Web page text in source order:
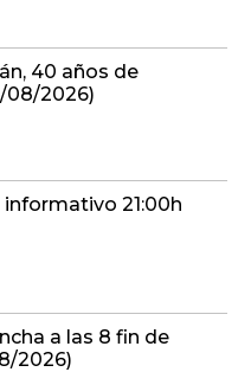
40 años de
08/2026)
21:00h
a las 8 fin de
2026)